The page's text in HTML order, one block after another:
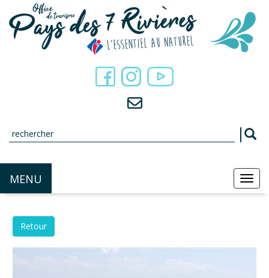
MENU
Retour
Panneau de gestion des cookies